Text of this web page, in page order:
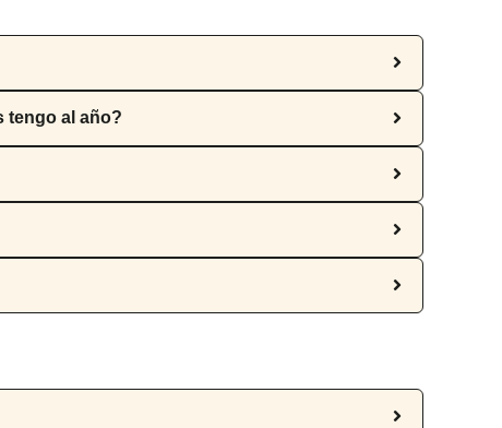
tengo al año?